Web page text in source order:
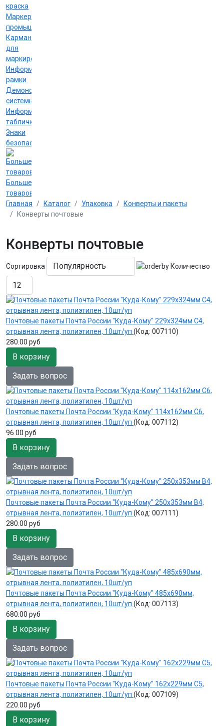
краска
Маркеры
промышленные
Карманы
для
маркировки
Информационные
рамки
Демонстрационные
системы
Информационные
таблички
Знаки
безопасности
Больше
товаров
Главная Каталог Упаковка
Конверты и пакеты
Конверты почтовые
Конверты почтовые
Сортировка Количество
Почтовые пакеты Почта России "Куда-Кому" 229х324мм С4,
отрывная лента, полиэтилен, 10шт/уп (Код: 007110)
280.00 руб
В корзину
Задать вопрос
Почтовые пакеты Почта России "Куда-Кому" 114х162мм С6,
отрывная лента, полиэтилен, 10шт/уп (Код: 007112)
96.00 руб
В корзину
Задать вопрос
Почтовые пакеты Почта России "Куда-Кому" 250х353мм B4,
отрывная лента, полиэтилен, 10шт/уп (Код: 007111)
280.00 руб
В корзину
Задать вопрос
Почтовые пакеты Почта России "Куда-Кому" 485х690мм,
отрывная лента, полиэтилен, 10шт/уп (Код: 007113)
680.00 руб
В корзину
Задать вопрос
Почтовые пакеты Почта России "Куда-Кому" 162х229мм С5,
отрывная лента, полиэтилен, 10шт/уп (Код: 007109)
220.00 руб
В корзину